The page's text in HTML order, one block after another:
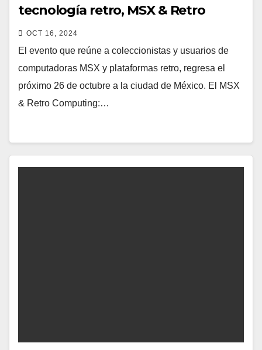
tecnología retro, MSX & Retro
Computing: México Meet 2024
OCT 16, 2024
El evento que reúne a coleccionistas y usuarios de
computadoras MSX y plataformas retro, regresa el
próximo 26 de octubre a la ciudad de México. El MSX
& Retro Computing:…